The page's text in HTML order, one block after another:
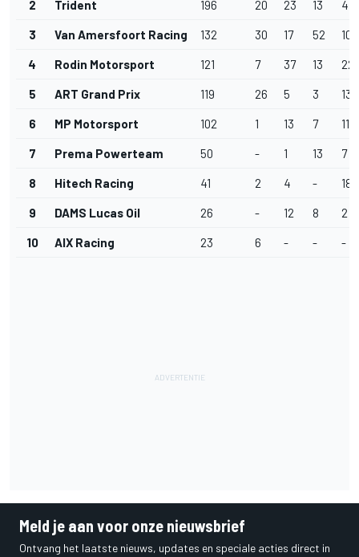
2 Trident 196 20 23 13 47
3 Van Amersfoort Racing 132 30 17 52 10
4 Rodin Motorsport 121 7 37 13 22
5 ART Grand Prix 119 26 5 3 13
6 MP Motorsport 102 1 13 7 11
7 Prema Powerteam 50 - 1 13 7
8 Hitech Racing 41 2 4 - 18
9 DAMS Lucas Oil 26 - 12 8 2
10 AIX Racing 23 6 - - -
Meld je aan voor onze nieuwsbrief
Ontvang het laatste nieuws, updates en speciale acties direct in